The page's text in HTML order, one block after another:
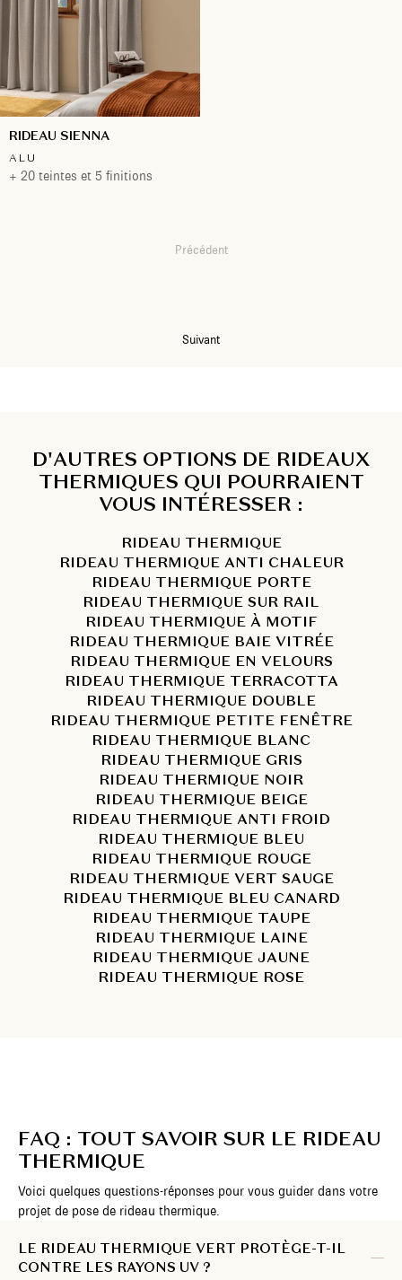
RIDEAU SIENNA
ALU
+ 20 teintes et 5 finitions
Précédent
Suivant
D'AUTRES OPTIONS DE RIDEAUX
THERMIQUES QUI POURRAIENT
VOUS INTÉRESSER :
RIDEAU THERMIQUE
RIDEAU THERMIQUE ANTI CHALEUR
RIDEAU THERMIQUE PORTE
RIDEAU THERMIQUE SUR RAIL
RIDEAU THERMIQUE À MOTIF
RIDEAU THERMIQUE BAIE VITRÉE
RIDEAU THERMIQUE EN VELOURS
RIDEAU THERMIQUE TERRACOTTA
RIDEAU THERMIQUE DOUBLE
RIDEAU THERMIQUE PETITE FENÊTRE
RIDEAU THERMIQUE BLANC
RIDEAU THERMIQUE GRIS
RIDEAU THERMIQUE NOIR
RIDEAU THERMIQUE BEIGE
RIDEAU THERMIQUE ANTI FROID
RIDEAU THERMIQUE BLEU
RIDEAU THERMIQUE ROUGE
RIDEAU THERMIQUE VERT SAUGE
RIDEAU THERMIQUE BLEU CANARD
RIDEAU THERMIQUE TAUPE
RIDEAU THERMIQUE LAINE
RIDEAU THERMIQUE JAUNE
RIDEAU THERMIQUE ROSE
FAQ : TOUT SAVOIR SUR LE RIDEAU
THERMIQUE
Voici quelques questions-réponses pour vous guider dans votre
projet de pose de rideau thermique.
LE RIDEAU THERMIQUE VERT PROTÈGE-T-IL
CONTRE LES RAYONS UV ?